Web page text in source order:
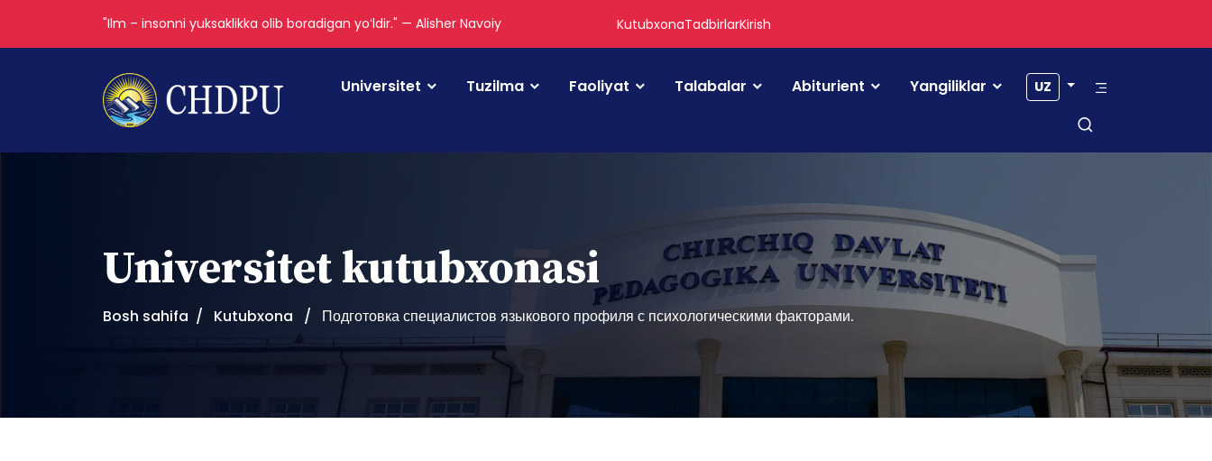
"Ilm – insonni yuksaklikka olib boradigan yoʻldir." — Alisher Navoiy KutubxonaTadbirlarKirish
Universitet Tuzilma Faoliyat Talabalar Abiturient Yangiliklar UZ
Universitet kutubxonasi
Bosh sahifa Kutubxona Подготовка специалистов языкового профиля с психологическими факторами.